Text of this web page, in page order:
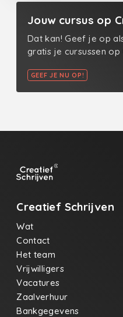
Jouw cursus op
Dat kan! Geef je op
gratis je cursussen
GEEF JE NU OP!
Creatief Schrijven
Wat
Contact
Het team
Vrijwilligers
Vacatures
Zaalverhuur
Bankgegevens